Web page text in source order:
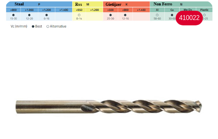
410022